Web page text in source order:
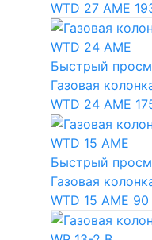
WTD 27 AME
Быстрый
Газовая
WTD 24 AME
Быстрый
Газовая
WTD 15 AME 90